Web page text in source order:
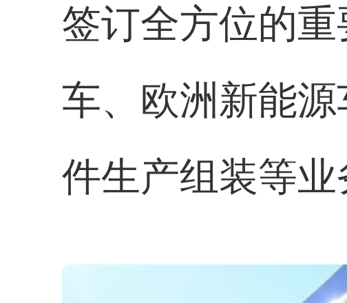
签订全方位的
车、欧洲新能
件生产组装等